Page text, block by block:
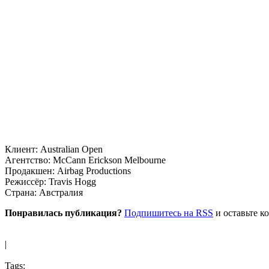
Клиент: Australian Open
Агентство: McCann Erickson Melbourne
Продакшен: Airbag Productions
Режиссёр: Travis Hogg
Страна: Австралия
Понравилась публикация? Подпишитесь на RSS и оставьте
|
Tags: